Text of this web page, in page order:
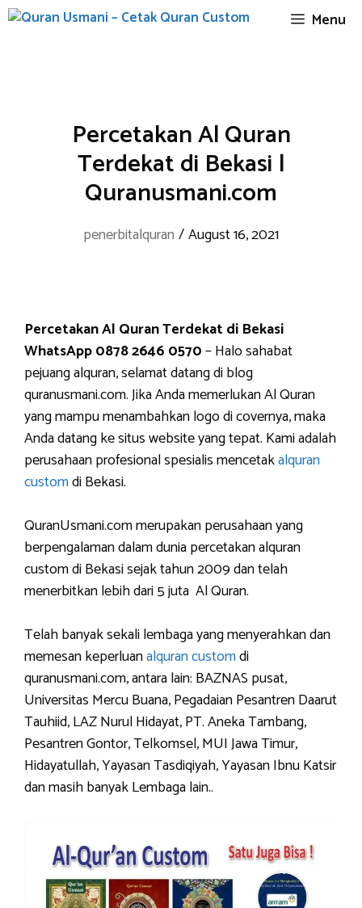
Skip
Menu
Percetakan Al Quran
Terdekat di Bekasi |
Quranusmani.com
penerbitalquran /August 16, 2021
Percetakan Al Quran Terdekat di Bekasi
WhatsApp 0878 2646 0570– Halo sahabat
pejuang alquran, selamat datang di blog
quranusmani.com. Jika Anda memerlukan Al Quran
yang mampu menambahkan logo di covernya, maka
Anda datang ke situs website yang tepat. Kami adalah
perusahaan profesional spesialis mencetakalquran
customdi Bekasi.
QuranUsmani.com merupakan perusahaan yang
berpengalaman dalam dunia percetakan alquran
custom di Bekasi sejak tahun 2009 dan telah
menerbitkan lebih dari 5 juta Al Quran.
Telah banyak sekali lembaga yang menyerahkan dan
memesan keperluanalquran customdi
quranusmani.com, antara lain: BAZNAS pusat,
Universitas Mercu Buana, Pegadaian Pesantren Daarut
Tauhiid, LAZ Nurul Hidayat, PT. Aneka Tambang,
Pesantren Gontor, Telkomsel, MUI Jawa Timur,
Hidayatullah, Yayasan Tasdiqiyah, Yayasan Ibnu Katsir
dan masih banyak Lembaga lain..